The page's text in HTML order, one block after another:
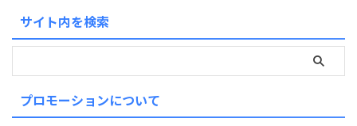
サイト内を検索
プロモーションについて